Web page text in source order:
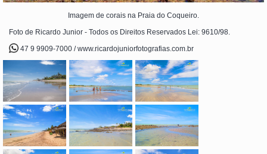
Imagem de corais na Praia do Coqueiro.
Foto de Ricardo Junior - Todos os Direitos Reservados Lei: 9610/98.
47 9 9909-7000 / www.ricardojuniorfotografias.com.br